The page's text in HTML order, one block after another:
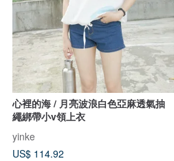
心裡的海 / 月亮波浪白色亞麻透氣抽
繩綁帶小v領上衣
yinke
US$ 114.92